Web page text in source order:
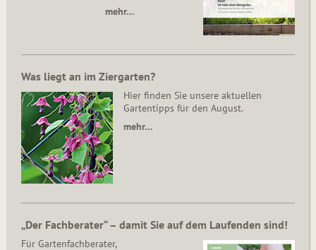
mehr…
Was liegt an im Ziergarten?
Hier finden Sie unsere aktuellen
Gartentipps für den August.
mehr…
„Der Fachberater“ – damit Sie auf dem Laufenden sind!
Für Gartenfachberater,